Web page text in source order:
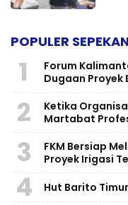
POPULER
1
Forum
Dugaan Proyek
2
Ketika
Martabat
3
FKM Bersiap
Proyek Irigasi
4 Hut Barito